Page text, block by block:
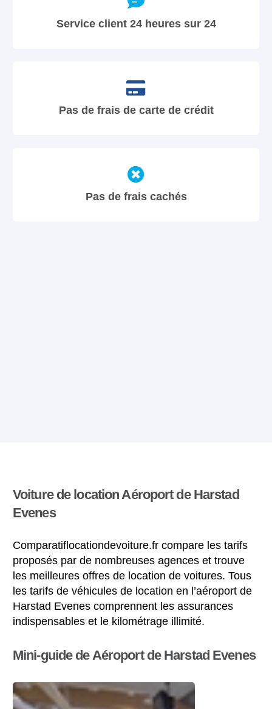
Service client 24 heures sur 24
Pas de frais de carte de crédit
Pas de frais cachés
Voiture de location Aéroport de Harstad
Evenes
Comparatiflocationdevoiture.fr compare les tarifs
proposés par de nombreuses agences et trouve
les meilleures offres de location de voitures. Tous
les tarifs de véhicules de location en l’aéroport de
Harstad Evenes comprennent les assurances
indispensables et le kilométrage illimité.
Mini-guide de Aéroport de Harstad Evenes